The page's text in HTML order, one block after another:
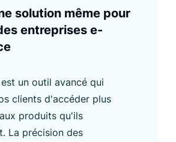
solution même pour
entreprises e-
un outil avancé qui
clients d'accéder plus
produits qu'ils
La précision des